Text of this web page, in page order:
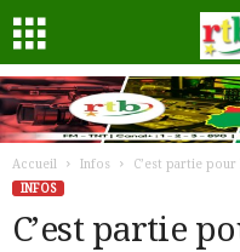
Accueil Infos
C’est partie
INFOS
C’est partie